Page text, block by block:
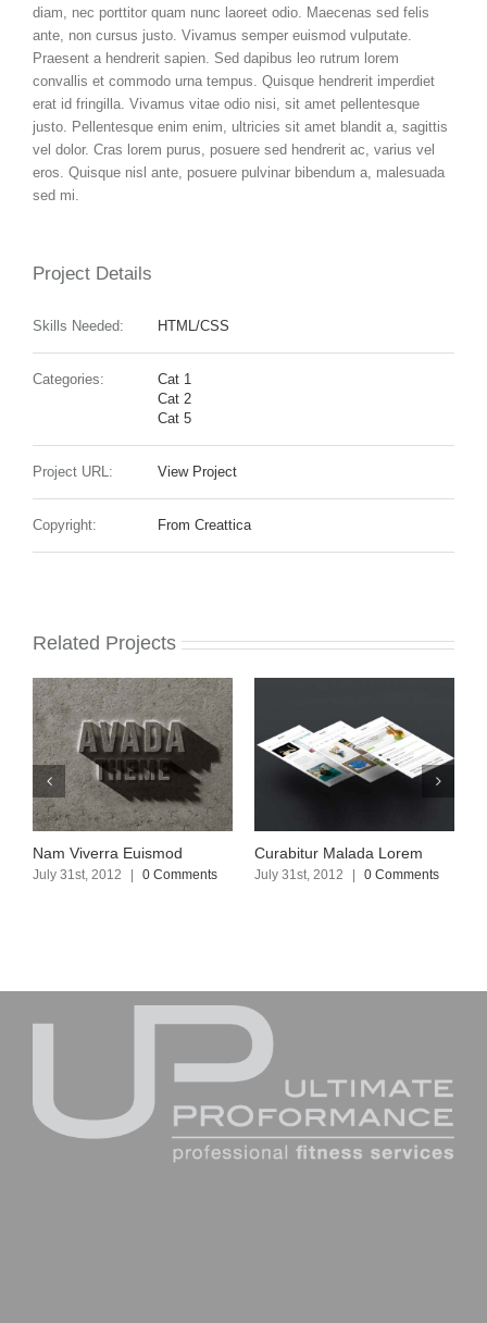
diam, nec porttitor quam nunc laoreet odio. Maecenas sed felis
ante, non cursus justo. Vivamus semper euismod vulputate.
Praesent a hendrerit sapien. Sed dapibus leo rutrum lorem
convallis et commodo urna tempus. Quisque hendrerit imperdiet
erat id fringilla. Vivamus vitae odio nisi, sit amet pellentesque
justo. Pellentesque enim enim, ultricies sit amet blandit a, sagittis
vel dolor. Cras lorem purus, posuere sed hendrerit ac, varius vel
eros. Quisque nisl ante, posuere pulvinar bibendum a, malesuada
sed mi.
Project Details
Skills Needed: HTML/CSS
Categories:
Cat 1
Cat 2
Cat 5
Project URL: View Project
Copyright: From Creattica
Related Projects
Nam Viverra Euismod
July 31st, 2012 0 Comments
Curabitur Malada Lorem
July 31st, 2012 0 Comments